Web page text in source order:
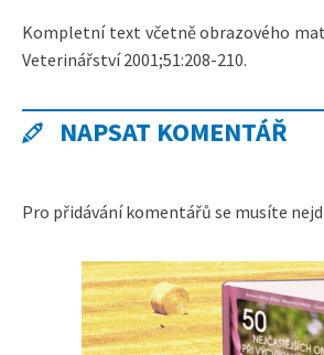
Kompletní text včetně obrazového
Veterinářství 2001;51:208-210.
NAPSAT KOMENTÁŘ
Pro přidávání komentářů se musíte